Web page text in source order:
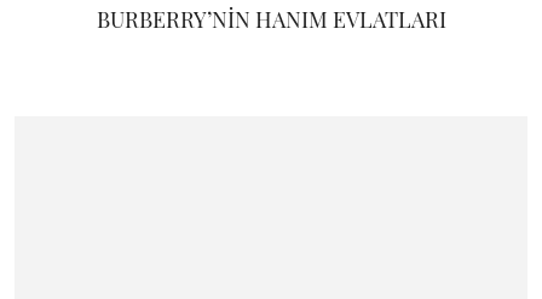
BURBERRY’NİN HANIM EVLATLARI